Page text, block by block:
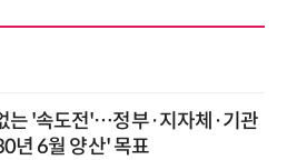
는 '속도전'…정부·지자체·기관
년 6월 양산' 목표